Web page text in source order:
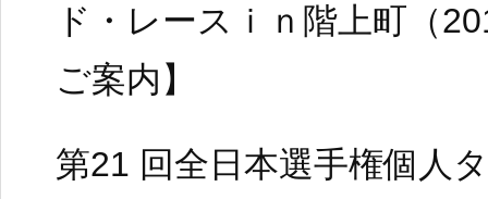
ド・レースｉｎ階上町（
ご案内】
第21 回全日本選手権個人